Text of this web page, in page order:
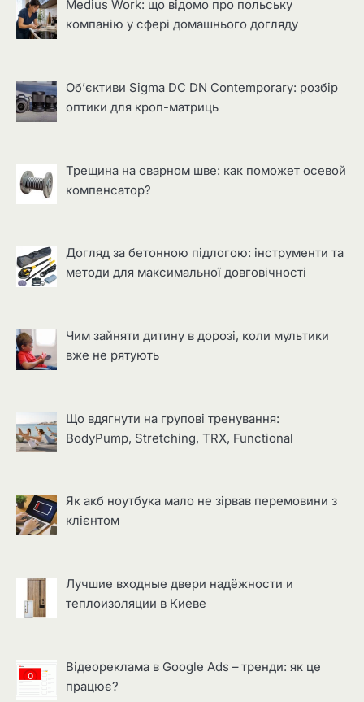
Medius Work: що відомо про польську
компанію у сфері домашнього догляду
Об’єктиви Sigma DC DN Contemporary: розбір
оптики для кроп-матриць
Трещина на сварном шве: как поможет осевой
компенсатор?
Догляд за бетонною підлогою: інструменти та
методи для максимальної довговічності
Чим зайняти дитину в дорозі, коли мультики
вже не рятують
Що вдягнути на групові тренування:
BodyPump, Stretching, TRX, Functional
Як акб ноутбука мало не зірвав перемовини з
клієнтом
Лучшие входные двери надёжности и
теплоизоляции в Киеве
Відеореклама в Google Ads – тренди: як це
працює?